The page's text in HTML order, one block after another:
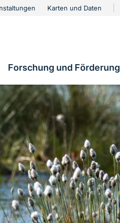
Karten und Daten
Forschung und Förderung